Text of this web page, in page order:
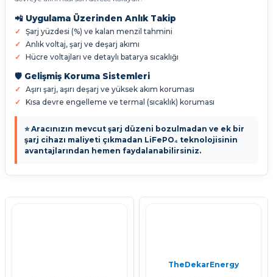
📲 Uygulama Üzerinden Anlık Takip
Şarj yüzdesi (%) ve kalan menzil tahmini
Anlık voltaj, şarj ve deşarj akımı
Hücre voltajları ve detaylı batarya sıcaklığı
🛡️ Gelişmiş Koruma Sistemleri
Aşırı şarj, aşırı deşarj ve yüksek akım koruması
Kısa devre engelleme ve termal (sıcaklık) koruması
⭐ Aracınızın mevcut şarj düzeni bozulmadan ve ek bir
şarj cihazı maliyeti çıkmadan LiFePO₄ teknolojisinin
avantajlarından hemen faydalanabilirsiniz.
TheDekarEnergy